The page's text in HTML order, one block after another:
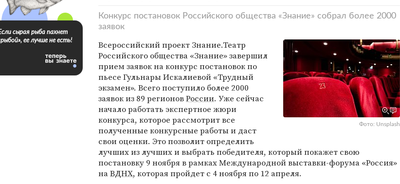
Конкурс постановок Российского общества «Знание» собрал более 2000
заявок
Фото: Unsplash
Всероссийский проект Знание.Театр
Российского общества «Знание» завершил
прием заявок на конкурс постановок по
пьесе Гульнары Искалиевой «Трудный
экзамен». Всего поступило более 2000
заявок из 89 регионовРоссии. Уже сейчас
начало работать экспертное жюри
конкурса, которое рассмотрит все
полученные конкурсные работы и даст
свои оценки. Это позволит определить
лучших из лучших и выбрать победителя, который покажет свою
постановку 9 ноября в рамках Международной выставки-форума «Россия»
наВДНХ, которая пройдет с 4 ноября по 12 апреля.
сырая рыба пахнет
ее лучше не есть!